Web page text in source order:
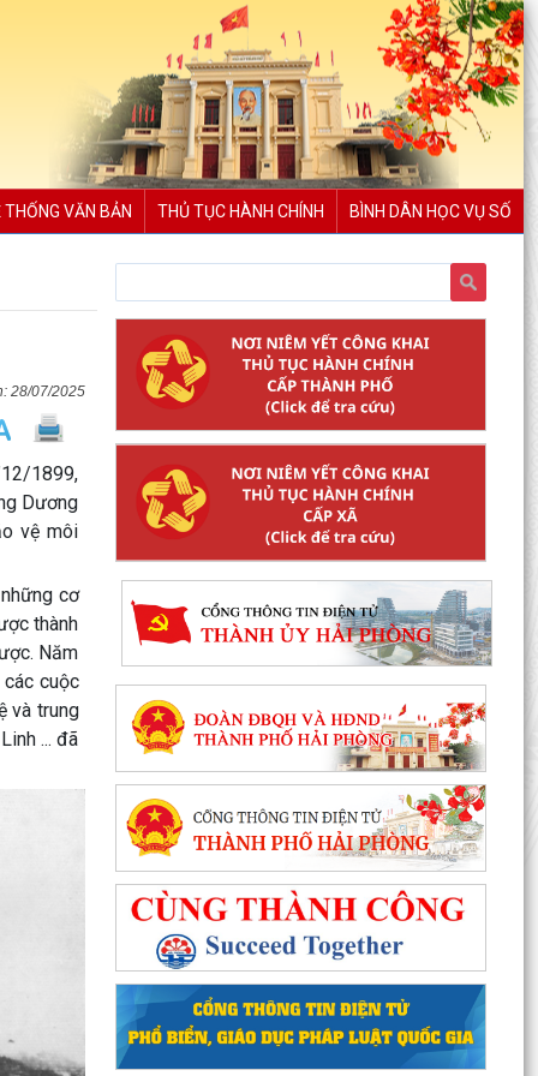
THỐNG VĂN BẢN THỦ TỤC HÀNH CHÍNH BÌNH DÂN HỌC VỤ SỐ
28/07/2025
1899,
Dương
vệ môi
cơ
thành
Năm
cuộc
và trung
... đã